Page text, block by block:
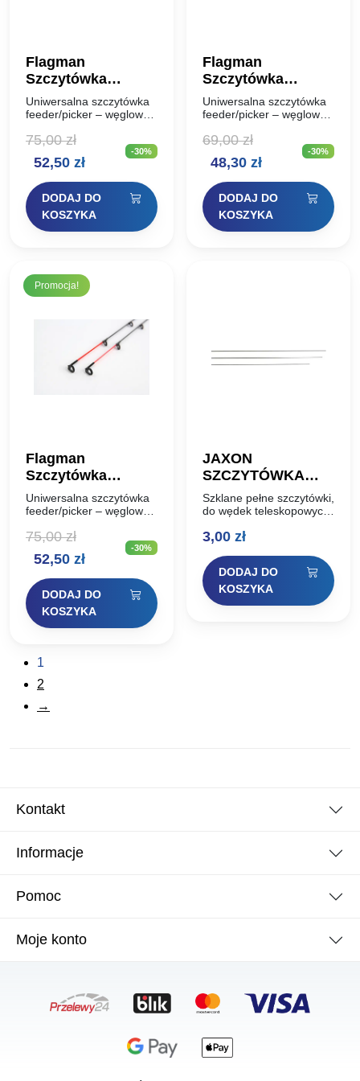
Flagman
Szczytówka
Uniwersal 60cm
Carbon Feeder 3oz
Uniwersalna szczytówka
feeder/picker – węglowa
3,5mm
75,00zł
Pierwotna
cena
wynosiła:
75,00 zł.
52,50 złAktualna
cena
wynosi:
52,50 zł.
-30%
DODAJ DO
KOSZYKA
Flagman
Szczytówka
Uniwersal 60cm
Carbon Feeder 3oz
Uniwersalna szczytówka
feeder/picker – węglowa
3mm
69,00zł
Pierwotna
cena
wynosiła:
69,00 zł.
48,30 złAktualna
cena
wynosi:
48,30 zł.
-30%
DODAJ DO
KOSZYKA
Promocja!
Flagman
Szczytówka
Uniwersal 60cm
Carbon Feeder 4oz
Uniwersalna szczytówka
feeder/picker – węglowa
3,5mm
75,00zł
Pierwotna
cena
wynosiła:
75,00 zł.
52,50 złAktualna
cena
wynosi:
52,50 zł.
-30%
DODAJ DO
KOSZYKA
JAXON
SZCZYTÓWKA
SZKLANA PEŁNA
2,0mm 50cm
Szklane pełne szczytówki,
do wędek teleskopowych
Długość: 50cm Średnica
3,00 zł
DODAJ DO
KOSZYKA
1
2
→
Kontakt
Informacje
Pomoc
Moje konto